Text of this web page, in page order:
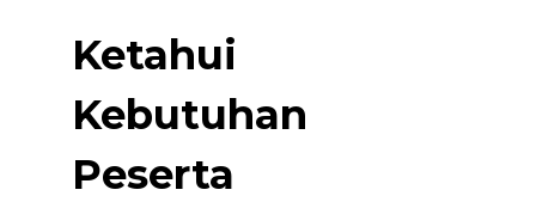
Ketahui
Kebutuhan
Peserta